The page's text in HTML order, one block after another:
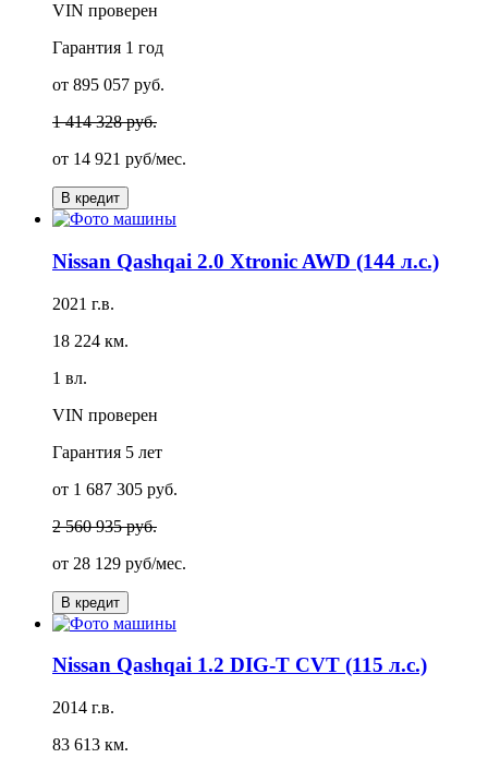
VIN проверен
Гарантия 1 год
от 895 057 руб.
1 414 328 руб.
от 14 921 руб/мес.
В кредит
Nissan Qashqai 2.0 Xtronic AWD (144 л.с.)
2021 г.в.
18 224 км.
1 вл.
VIN проверен
Гарантия 5 лет
от 1 687 305 руб.
2 560 935 руб.
от 28 129 руб/мес.
В кредит
Nissan Qashqai 1.2 DIG-T CVT (115 л.с.)
2014 г.в.
83 613 км.